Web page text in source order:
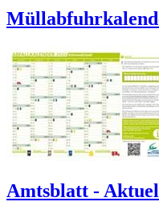
Amtsblatt -